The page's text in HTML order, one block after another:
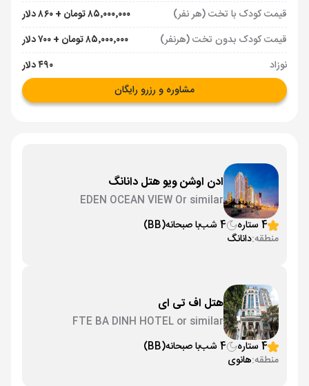
قیمت کودک با تخت (هر نفر)
۸۵٬۰۰۰٬۰۰۰ تومان + ۸۶۰ دلار
قیمت کودک بدون تخت (هرنفر)
۸۵٬۰۰۰٬۰۰۰ تومان + ۷۰۰ دلار
نوزاد
۴۹۰ دلار
مشاوره و رزرو رایگان
ادن اوشن ویو هتل دانانگ
EDEN OCEAN VIEW Or similar
4 ستاره
4 شب با صبحانه(BB)
منطقه:دانانگ
هتل اف تی ای
FTE BA DINH HOTEL or similar
4 ستاره
4 شب با صبحانه(BB)
منطقه:هانوی